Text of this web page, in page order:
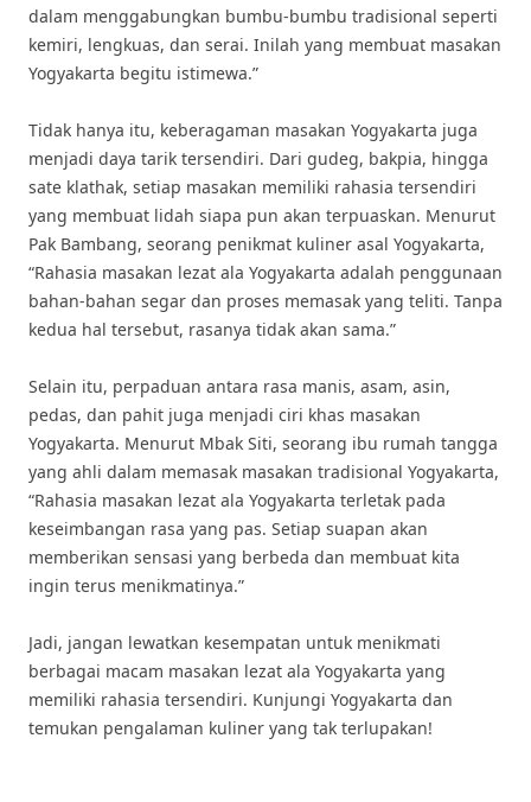
dalam menggabungkan bumbu-bumbu tradisional seperti
kemiri, lengkuas, dan serai. Inilah yang membuat masakan
Yogyakarta begitu istimewa.”
Tidak hanya itu, keberagaman masakan Yogyakarta juga
menjadi daya tarik tersendiri. Dari gudeg, bakpia, hingga
sate klathak, setiap masakan memiliki rahasia tersendiri
yang membuat lidah siapa pun akan terpuaskan. Menurut
Pak Bambang, seorang penikmat kuliner asal Yogyakarta,
“Rahasia masakan lezat ala Yogyakarta adalah penggunaan
bahan-bahan segar dan proses memasak yang teliti. Tanpa
kedua hal tersebut, rasanya tidak akan sama.”
Selain itu, perpaduan antara rasa manis, asam, asin,
pedas, dan pahit juga menjadi ciri khas masakan
Yogyakarta. Menurut Mbak Siti, seorang ibu rumah tangga
yang ahli dalam memasak masakan tradisional Yogyakarta,
“Rahasia masakan lezat ala Yogyakarta terletak pada
keseimbangan rasa yang pas. Setiap suapan akan
memberikan sensasi yang berbeda dan membuat kita
ingin terus menikmatinya.”
Jadi, jangan lewatkan kesempatan untuk menikmati
berbagai macam masakan lezat ala Yogyakarta yang
memiliki rahasia tersendiri. Kunjungi Yogyakarta dan
temukan pengalaman kuliner yang tak terlupakan!